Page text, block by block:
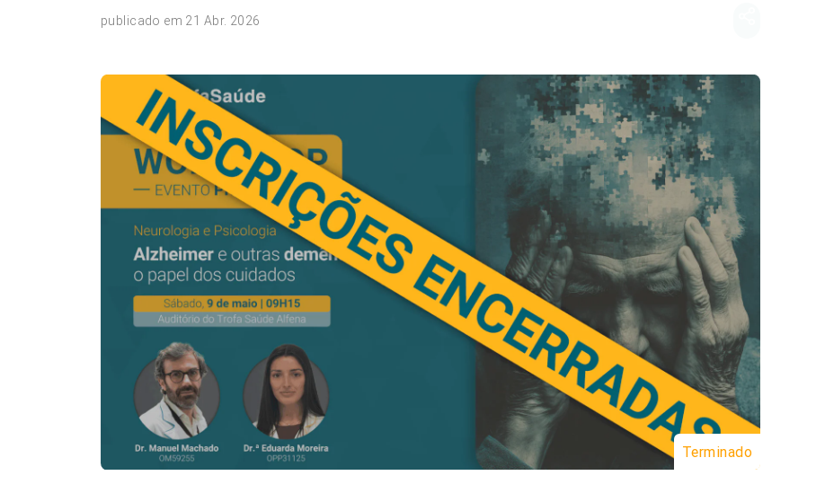
publicado em 21 Abr. 2026
Terminado